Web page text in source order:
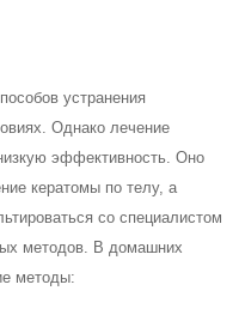
устранения
Однако лечение
эффективность. Оно
кератомы по телу, а
со специалистом
методов. В домашних
методы: